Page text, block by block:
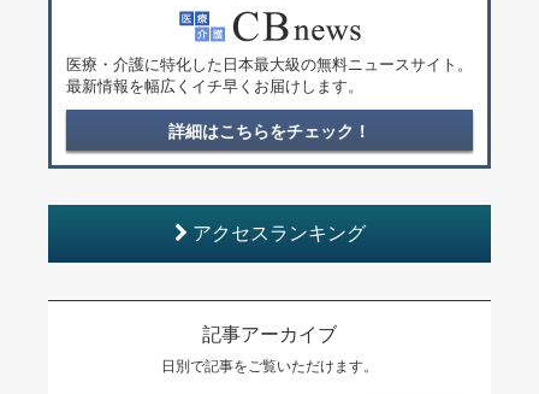
医療・介護に特化した日本最大級の無料ニュースサイト。
最新情報を幅広くイチ早くお届けします。
詳細はこちらをチェック！
アクセスランキング
記事アーカイブ
日別で記事をご覧いただけます。